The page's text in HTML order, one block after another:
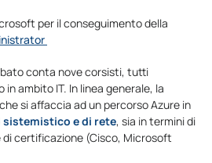
per il conseguimento della
conta nove corsisti, tutti
ambito IT. In linea generale, la
si affaccia ad un percorso Azure in
e di rete, sia in termini di
certificazione (Cisco, Microsoft